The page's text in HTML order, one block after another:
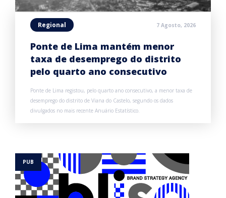
Regional 7 Agosto, 2026
Ponte de Lima mantém menor
taxa de desemprego do distrito
pelo quarto ano consecutivo
Ponte de Lima registou, pelo quarto ano consecutivo, a menor taxa de
desemprego do distrito de Viana do Castelo, segundo os dados
divulgados no mais recente Anuário Estatístico.